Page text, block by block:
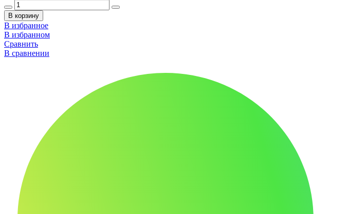
В корзину
В избранное
В избранном
Сравнить
В сравнении